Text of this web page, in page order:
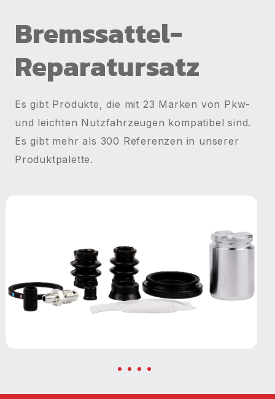
Bremssattel-
Reparatursatz
Es gibt Produkte, die mit 23 Marken von Pkw-
und leichten Nutzfahrzeugen kompatibel sind.
Es gibt mehr als 300 Referenzen in unserer
Produktpalette.